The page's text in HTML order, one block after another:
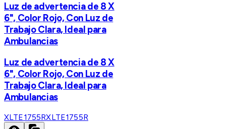
Luz de advertencia de 8 X
6", Color Rojo, Con Luz de
Trabajo Clara, Ideal para
Ambulancias
Luz de advertencia de 8 X
6", Color Rojo, Con Luz de
Trabajo Clara, Ideal para
Ambulancias
XLTE1755RXLTE1755R